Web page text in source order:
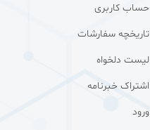
حساب کاربری
تاریخچه سفارشات
لیست دلخواه
اشتراک خبرنامه
ورود